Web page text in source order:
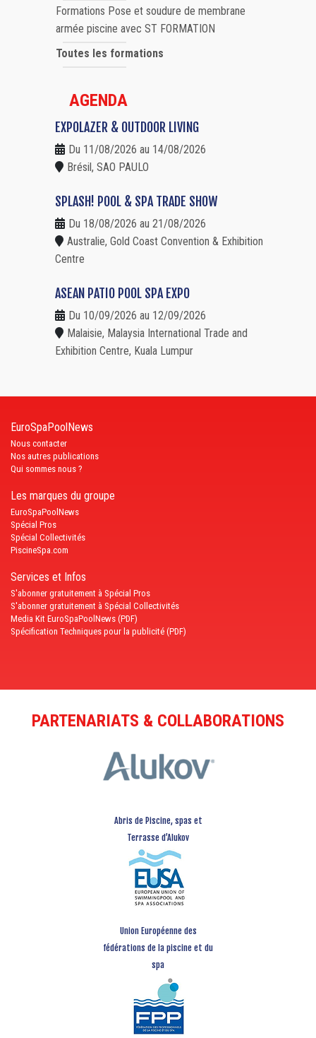
Formations Pose et soudure de membrane
armée piscine avec ST FORMATION
Toutes les formations
AGENDA
EXPOLAZER & OUTDOOR LIVING
Du 11/08/2026 au 14/08/2026
Brésil, SAO PAULO
SPLASH! POOL & SPA TRADE SHOW
Du 18/08/2026 au 21/08/2026
Australie, Gold Coast Convention & Exhibition
Centre
ASEAN PATIO POOL SPA EXPO
Du 10/09/2026 au 12/09/2026
Malaisie, Malaysia International Trade and
Exhibition Centre, Kuala Lumpur
EuroSpaPoolNews
Nous contacter
Nos autres publications
Qui sommes nous ?
Les marques du groupe
EuroSpaPoolNews
Spécial Pros
Spécial Collectivités
PiscineSpa.com
Services et Infos
S'abonner gratuitement à Spécial Pros
S'abonner gratuitement à Spécial Collectivités
Media Kit EuroSpaPoolNews (PDF)
Spécification Techniques pour la publicité (PDF)
PARTENARIATS & COLLABORATIONS
Abris de Piscine, spas et
Terrasse d’Alukov
Union Européenne des
fédérations de la piscine et du
spa